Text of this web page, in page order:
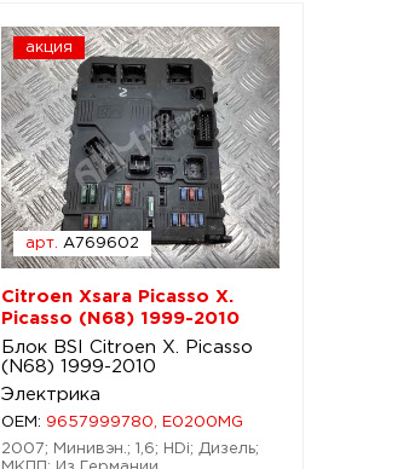
акция
арт. A769602
Citroen Xsara Picasso X.
Picasso (N68) 1999-2010
Блок BSI Citroen X. Picasso
(N68) 1999-2010
Электрика
OEM: 9657999780, E0200MG
2007; Минивэн.; 1,6; HDi; Дизель;